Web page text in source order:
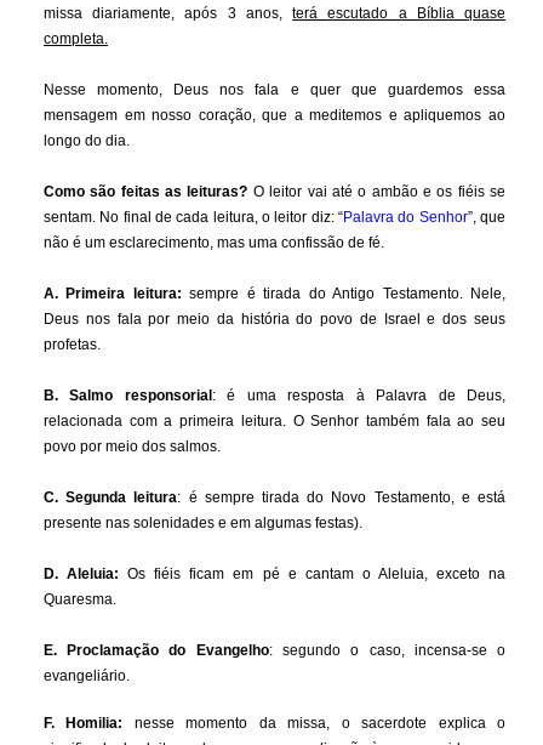
missa diariamente, após 3 anos,terá escutado a Bíblia quase
completa.
Nesse momento, Deus nos fala e quer que guardemos essa
mensagem em nosso coração, que a meditemos e apliquemos ao
longo do dia.
Como são feitas as leituras? O leitor vai até o ambão e os fiéis se
sentam. No final de cada leitura, o leitor diz: “Palavra do Senhor”, que
não é um esclarecimento, mas uma confissão de fé.
A. Primeira leitura: sempre é tirada do Antigo Testamento. Nele,
Deus nos fala por meio da história do povo de Israel e dos seus
profetas.
B. Salmo responsorial : é uma resposta à Palavra de Deus,
relacionada com a primeira leitura. O Senhor também fala ao seu
povo por meio dos salmos.
C. Segunda leitura: é sempre tirada do Novo Testamento, e está
presente nas solenidades e em algumas festas).
D. Aleluia: Os fiéis ficam em pé e cantam o Aleluia, exceto na
Quaresma.
E. Proclamação do Evangelho: segundo o caso, incensa-se o
evangeliário.
F. Homilia:
nesse momento da missa, o sacerdote explica o